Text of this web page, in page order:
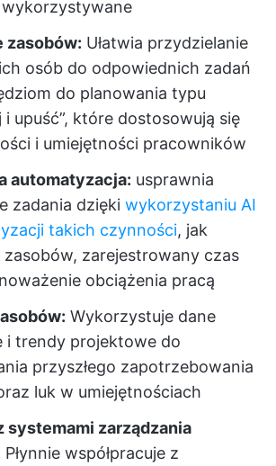
zasobów: Ułatwia przydzielanie
osób do odpowiednich zadań
do planowania typu
i upuść”, które dostosowują się
i umiejętności pracowników
automatyzacja: usprawnia
zadania dzięki wykorzystaniu AI
takich czynności, jak
zasobów, zarejestrowany czas
obciążenia pracą
Wykorzystuje dane
i trendy projektowe do
przyszłego zapotrzebowania
luk w umiejętnościach
systemami zarządzania
Płynnie współpracuje z